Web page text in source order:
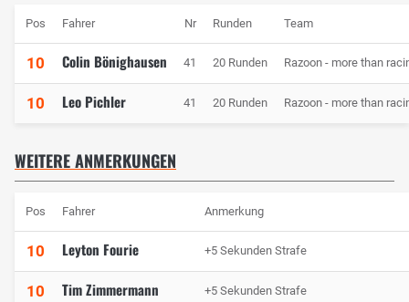
Pos Fahrer Nr Runden Team
10 Colin Bönighausen 41 20 Runden Razoon - more than
10 Leo Pichler 41 20 Runden Razoon - more than
WEITERE ANMERKUNGEN
Pos Fahrer Anmerkung
10 Leyton Fourie +5 Sekunden Strafe
10 Tim Zimmermann +5 Sekunden Strafe